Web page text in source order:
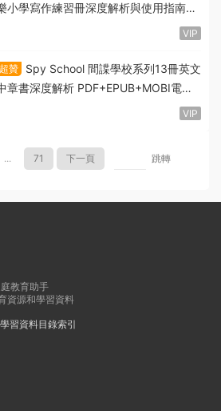
小學寫作練習冊深度解析與使用指南
VIP
超贊
Spy School 間諜學校系列13冊英文
章書深度解析 PDF+EPUB+MOBI電子
VIP
... 71 下一頁 跳轉
教育助手
資源和學習資料
習資料目錄索引